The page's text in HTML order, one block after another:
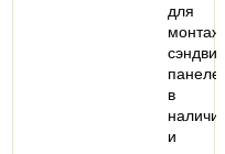
для
монтажа
сэндвич-
панелей
в
наличии
и